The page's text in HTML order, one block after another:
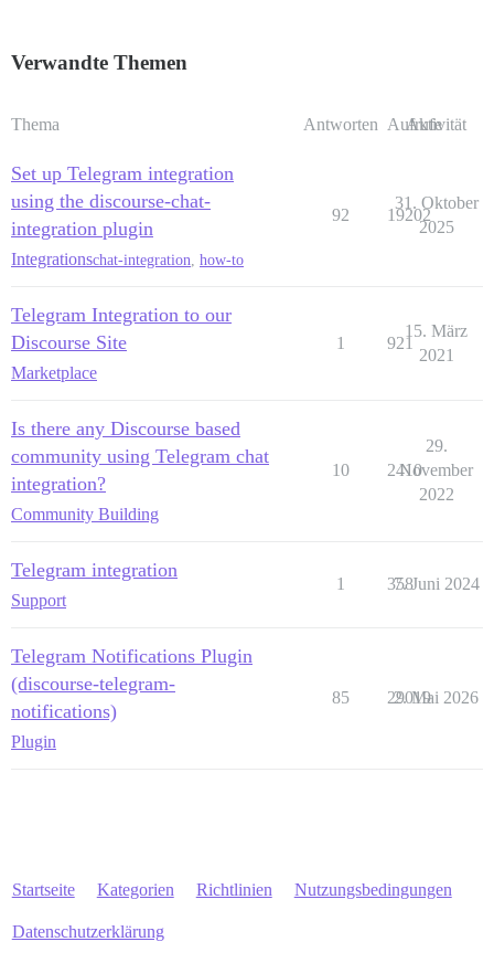
Verwandte Themen
Thema Antworten Aufrufe
Aktivität
Set up Telegram integration
using the discourse-chat-
integration plugin
Integrationschat-integration how-to
92 19202
31. Oktober
2025
Telegram Integration to our
Discourse Site
Marketplace
1 921
15. März
2021
Is there any Discourse based
community using Telegram chat
integration?
Community Building
10 2410
29.
November
2022
Telegram integration
Support
1 358
7. Juni 2024
Telegram Notifications Plugin
(discourse-telegram-
notifications)
Plugin
85 29019
2. Mai 2026
Startseite Kategorien Richtlinien Nutzungsbedingungen
Datenschutzerklärung